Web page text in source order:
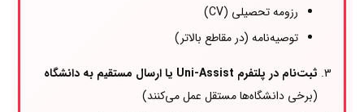
رزومه تحصیلی (CV)
توصیه‌نامه (در مقاطع بالاتر)
ثبت‌نام در پلتفرم Uni-Assist یا ارسال مستقیم به دانشگاه
(برخی دانشگاه‌ها مستقل عمل می‌کنند)